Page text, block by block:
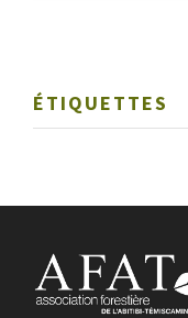
ÉTIQUETTES